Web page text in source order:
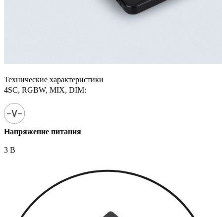
Технические характеристики
4SC, RGBW, MIX, DIM:
Напряжение питания
3 В